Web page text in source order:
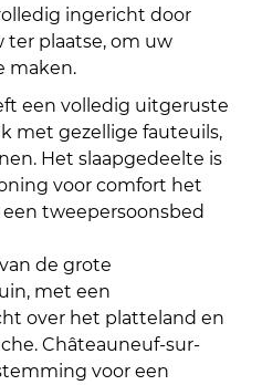
ingericht door
ter plaatse, om uw
maken.
een volledig uitgeruste
met gezellige fauteuils,
Het slaapgedeelte is
voor comfort het
tweepersoonsbed
de grote
met een
over het platteland en
Châteauneuf-sur-
voor een